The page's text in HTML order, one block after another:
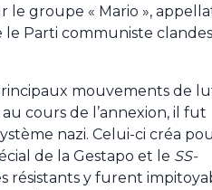
le groupe « Mario »,
Parti communiste
mouvements de
cours de l’annexion, il fut
nazi. Celui-ci créa
de la Gestapo et le SS-
résistants y furent